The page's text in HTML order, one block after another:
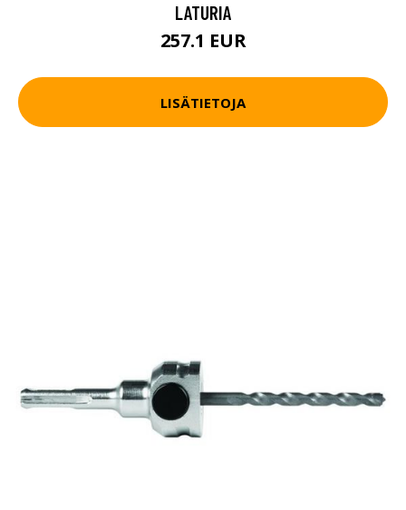
LATURIA
257.1 EUR
LISÄTIETOJA